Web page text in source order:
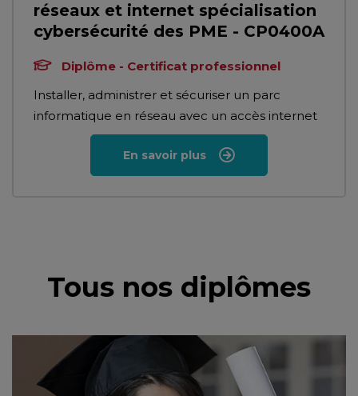
réseaux et internet spécialisation
cybersécurité des PME - CP0400A
Diplôme - Certificat professionnel
Installer, administrer et sécuriser un parc
informatique en réseau avec un accès internet
En savoir plus
Tous nos diplômes